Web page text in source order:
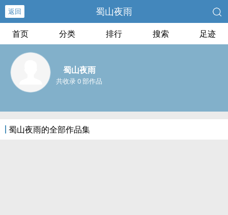
返回 蜀山夜雨
首页 分类 排行 搜索 足迹
蜀山夜雨
共收录 0 部作品
蜀山夜雨的全部作品集